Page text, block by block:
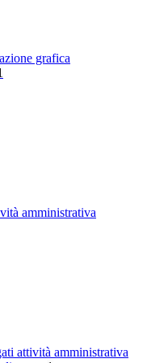
grafica
amministrativa
attività amministrativa